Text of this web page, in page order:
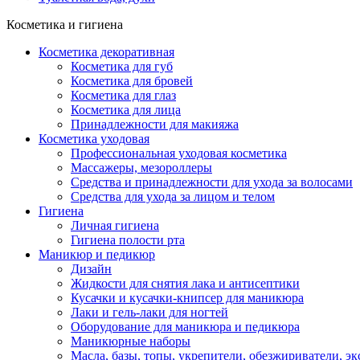
Косметика и гигиена
Косметика декоративная
Косметика для губ
Косметика для бровей
Косметика для глаз
Косметика для лица
Принадлежности для макияжа
Косметика уходовая
Профессиональная уходовая косметика
Массажеры, мезороллеры
Средства и принадлежности для ухода за волосами
Средства для ухода за лицом и телом
Гигиена
Личная гигиена
Гигиена полости рта
Маникюр и педикюр
Дизайн
Жидкости для снятия лака и антисептики
Кусачки и кусачки-книпсер для маникюра
Лаки и гель-лаки для ногтей
Оборудование для маникюра и педикюра
Маникюрные наборы
Масла, базы, топы, укрепители, обезжириватели,